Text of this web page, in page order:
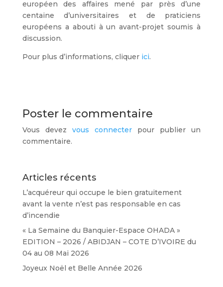
européen des affaires mené par près d’une
centaine d’universitaires et de praticiens
européens a abouti à un avant-projet soumis à
discussion.
Pour plus d’informations, cliquer ici.
Poster le commentaire
Vous devez vous connecter pour publier un
commentaire.
Articles récents
L’acquéreur qui occupe le bien gratuitement
avant la vente n’est pas responsable en cas
d’incendie
« La Semaine du Banquier-Espace OHADA »
EDITION – 2026 / ABIDJAN – COTE D’IVOIRE du
04 au 08 Mai 2026
Joyeux Noël et Belle Année 2026